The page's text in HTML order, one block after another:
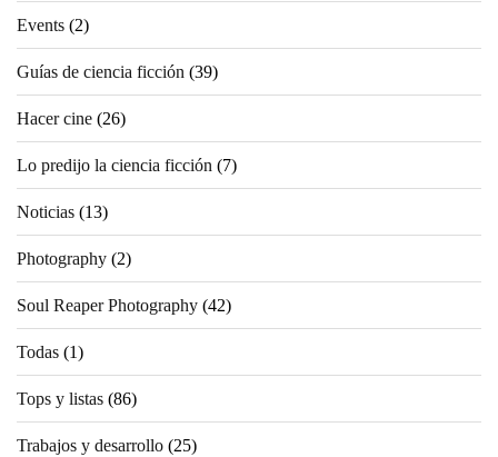
Events (2)
Guías de ciencia ficción (39)
Hacer cine (26)
Lo predijo la ciencia ficción (7)
Noticias (13)
Photography (2)
Soul Reaper Photography (42)
Todas (1)
Tops y listas (86)
Trabajos y desarrollo (25)